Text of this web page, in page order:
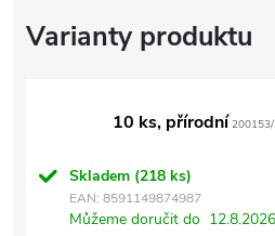
10 ks, přírodní
Skladem (218 ks)
EAN: 8591149874987
Můžeme doručit do 12.8.2026